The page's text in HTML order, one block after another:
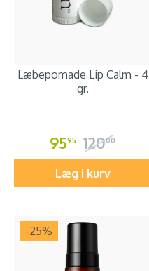
Læbepomade Lip Calm - 4
gr.
9595 12000
Læg i kurv
-25%